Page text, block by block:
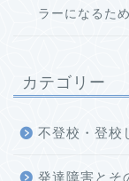
ラーになるた
カテゴリー
不登校・登校
発達障害とそ